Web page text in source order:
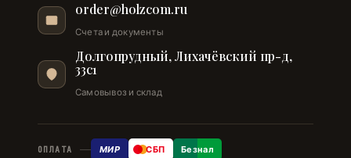
order@holzcom.ru
Счета и документы
Долгопрудный, Лихачёвский пр-д,
33с1
Самовывоз и склад
ОПЛАТА МИР СБП Безнал